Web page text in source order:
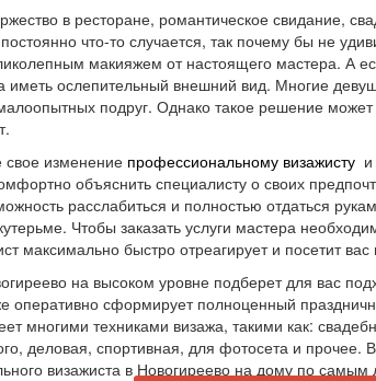
в ресторане, романтическое свидание,
что-то случается, так почему бы не
макияжем от настоящего мастера. А
иметь ослепительный внешний вид. Многие
подруг. Однако такое решение
свое изменение профессиональному визажисту
объяснить специалисту о своих
расслабиться и полностью отдаться
Чтобы заказать услуги мастера
максимально быстро отреагирует и посетит
на высоком уровне подберет для вас
оперативно сформирует полноценный
многими техниками визажа, такими как:
деловая, спортивная, для фотосета и
визажиста в Новогиреево на дому по